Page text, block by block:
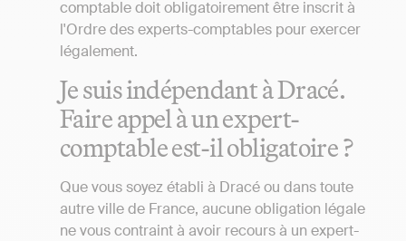
comptable doit obligatoirement être inscrit à
l'Ordre des experts-comptables pour exercer
légalement.
Je suis indépendant à Dracé.
Faire appel à un expert-
comptable est-il obligatoire ?
Que vous soyez établi à Dracé ou dans toute
autre ville de France, aucune obligation légale
ne vous contraint à avoir recours à un expert-